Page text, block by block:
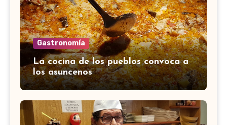
Gastronomía
La cocina de los pueblos convoca a
los asuncenos